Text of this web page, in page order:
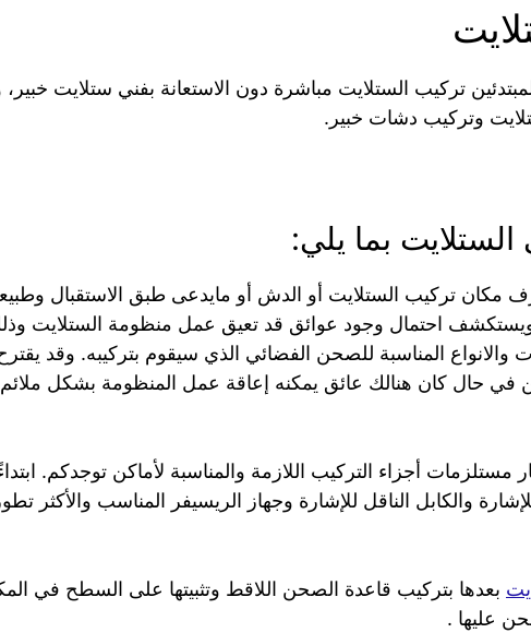
تركيب الستلايت مباشرة دون الاستعانة بفني ستلايت
وتركيب دشات خبير.
بما يلي:
مكان تركيب الستلايت أو الدش أو مايدعى طبق الاستقبال
ويستكشف احتمال وجود عوائق قد تعيق عمل منظومة الستلايت
والانواع المناسبة للصحن الفضائي الذي سيقوم بتركيبه. وقد
في حال كان هنالك عائق يمكنه إعاقة عمل المنظومة بشكل
أجزاء التركيب اللازمة والمناسبة لأماكن توجدكم.
والكابل الناقل للإشارة وجهاز الريسيفر المناسب والأكثر
بعدها بتركيب قاعدة الصحن اللاقط وتثبيتها على السطح في
عليها .